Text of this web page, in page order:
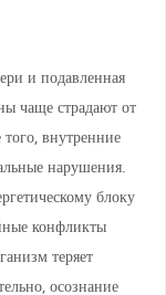
и подавленная
чаще страдают от
внутренние
нарушения.
блоку
конфликты
теряет
осознание